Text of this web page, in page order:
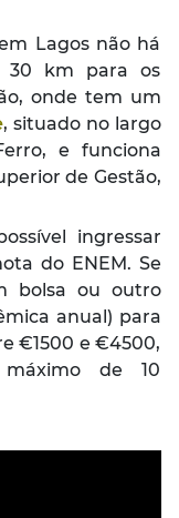
Lagos não há
30 km para os
onde tem um
, situado no largo
e funciona
de Gestão,
ingressar
do ENEM. Se
bolsa ou outro
anual) para
€1500 e €4500,
de 10